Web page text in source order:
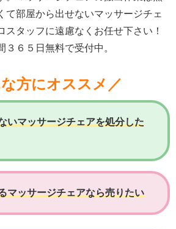
て部屋から出せないマッサージチェ
スタッフに遠慮なくお任せ下さい！
３６５日無料で受付中。
方にオススメ／
いマッサージチェアを処分した
マッサージチェアなら売りたい